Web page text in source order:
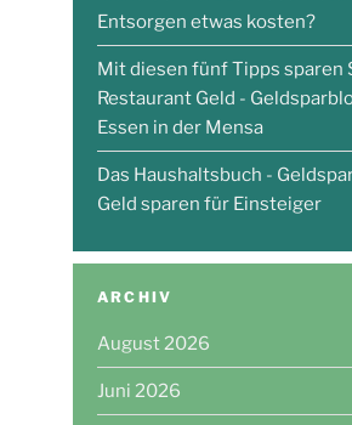
Entsorgen etwas kosten?
Mit diesen fünf Tipps sparen
Restaurant Geld -
Essen in der Mensa
Das Haushaltsbuch -
Geld sparen für Einsteiger
ARCHIV
August 2026
Juni 2026